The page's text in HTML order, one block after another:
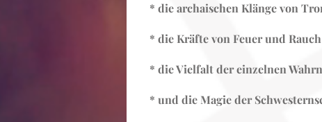
* die archaischen Klänge von
* die Kräfte von Feuer und Rauch
* die Vielfalt der einzelnen
* und die Magie der